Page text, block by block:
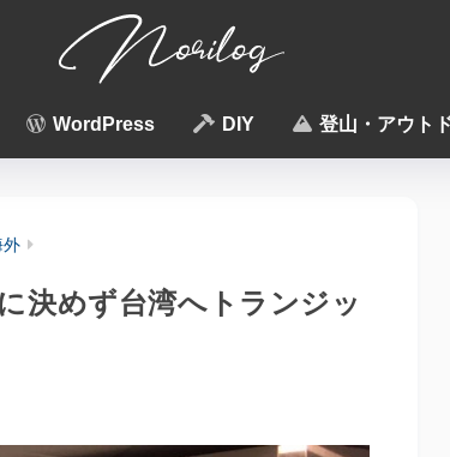
WordPress DIY 登山・アウト
外
決めず台湾へトランジッ